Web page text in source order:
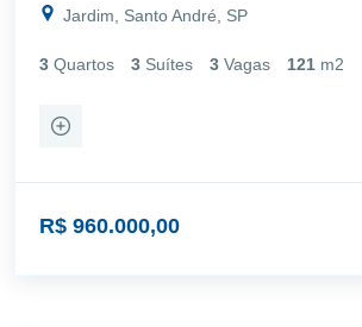
Jardim, Santo André, SP
3 Quartos 3 Suítes 3 Vagas 121 m2
R$ 960.000,00